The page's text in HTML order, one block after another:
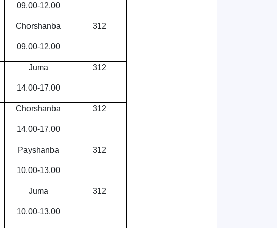
09.00-12.00
Chorshanba
09.00-12.00
312
Juma
14.00-17.00
312
Chorshanba
14.00-17.00
312
Payshanba
10.00-13.00
312
Juma
10.00-13.00
312